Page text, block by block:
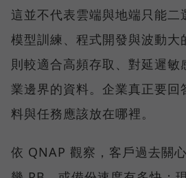
這並不代表雲端與地端只能二
模型訓練、程式開發與波動大
則較適合高頻存取、對延遲敏
業邊界的資料。企業真正要回
料與任務應該放在哪裡。
依 QNAP 觀察，客戶過去關